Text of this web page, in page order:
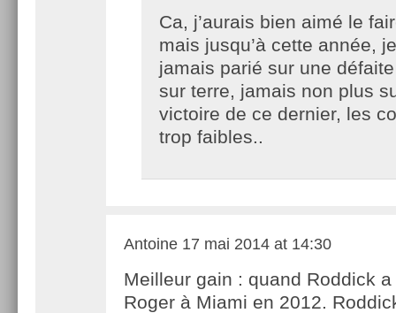
Ca, j’aurais bien aimé le
mais jusqu’à cette année,
jamais parié sur une
sur terre, jamais non plus
victoire de ce dernier, les
trop faibles..
Antoine 17 mai 2014 at 14:30
Meilleur gain : quand Roddick a
Roger à Miami en 2012.